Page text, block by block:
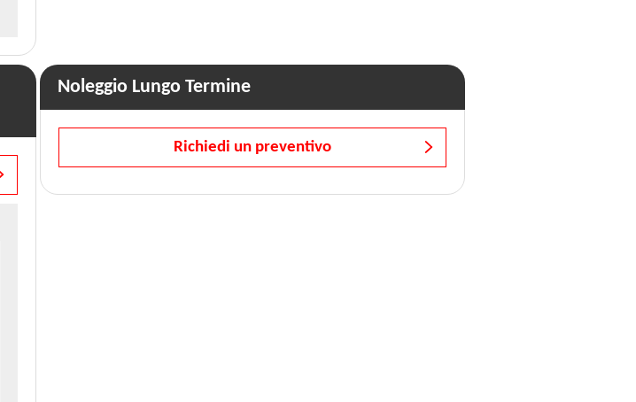
Noleggio Lungo Termine
Richiedi un preventivo